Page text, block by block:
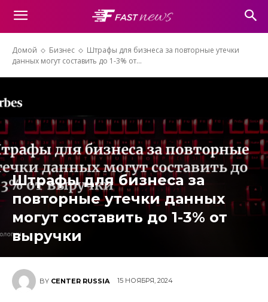
Домой Бизнес
Штрафы для бизнеса за повторные утечки
данных могут составить до 1-3% от...
Штрафы для бизнеса за
повторные утечки данных
могут составить до 1-3% от
выручки
BY CENTER RUSSIA 15 НОЯБРЯ, 2024